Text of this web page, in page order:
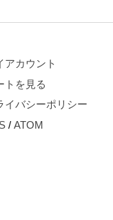
アカウント
トを見る
イバシーポリシー
/ ATOM